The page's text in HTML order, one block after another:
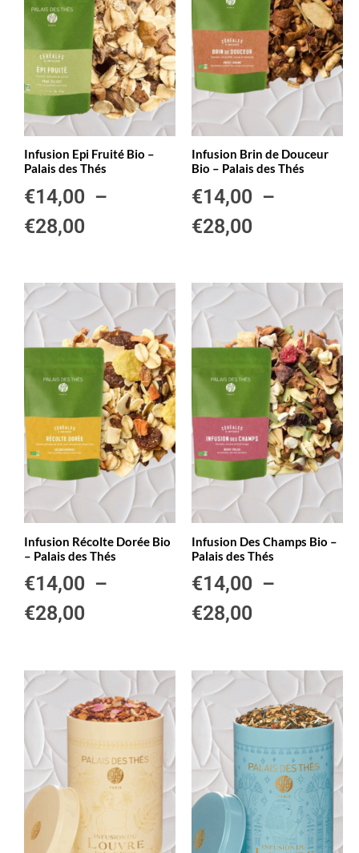
Infusion Epi Fruité Bio –
Palais des Thés
€14,00 –
€28,00
Infusion Brin de Douceur
Bio – Palais des Thés
€14,00 –
€28,00
Infusion Récolte Dorée Bio
– Palais des Thés
€14,00 –
€28,00
Infusion Des Champs Bio –
Palais des Thés
€14,00 –
€28,00